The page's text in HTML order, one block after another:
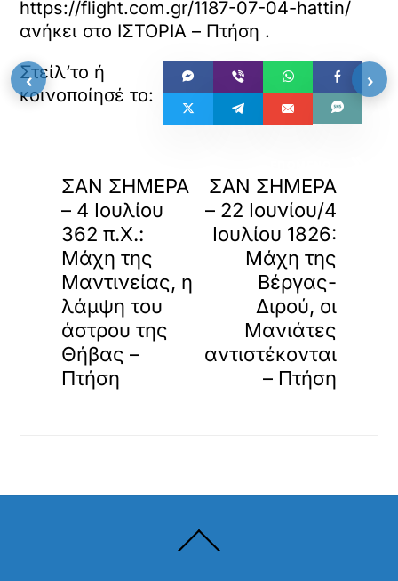
https://flight.com.gr/1187-07-04-hattin/
ανήκει στο ΙΣΤΟΡΙΑ – Πτήση .
ΣΑΝ ΣΗΜΕΡΑ
– 4 Ιουλίου
362 π.Χ.:
Μάχη της
Μαντινείας, η
λάμψη του
άστρου της
Θήβας –
Πτήση
ΣΑΝ ΣΗΜΕΡΑ
– 22 Ιουνίου/4
Ιουλίου 1826:
Μάχη της
Βέργας-
Διρού, οι
Μανιάτες
αντιστέκονται
– Πτήση
To
‹ ›